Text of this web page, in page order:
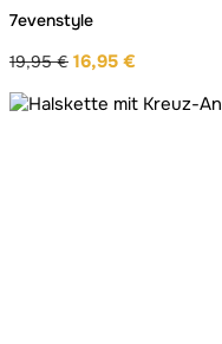
7evenstyle
19,95€
Ursprünglicher
Preis
16,95 €
Preis